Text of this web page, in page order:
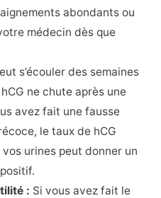
abondants ou
médecin dès que
s’écouler des semaines
ne chute après une
avez fait une fausse
le taux de hCG
urines peut donner un
: Si vous avez fait le